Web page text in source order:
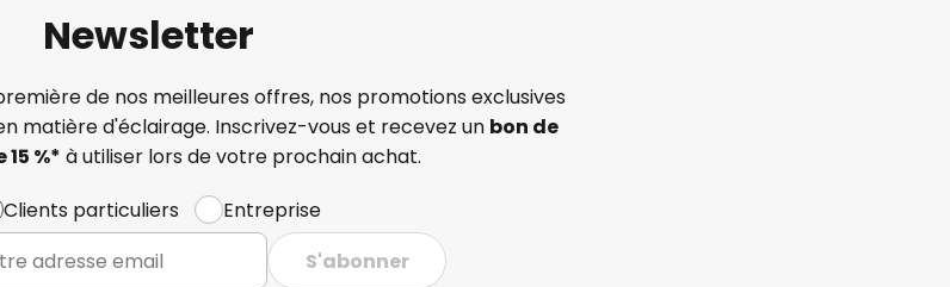
Newsletter
de nos meilleures offres, nos promotions exclusives
matière d'éclairage. Inscrivez-vous et recevez un bon de
%* à utiliser lors de votre prochain achat.
Clients particuliers
Entreprise
S'abonner